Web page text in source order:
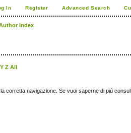
In Register Advanced Search
Index
Y Z All
corretta navigazione. Se vuoi saperne di più